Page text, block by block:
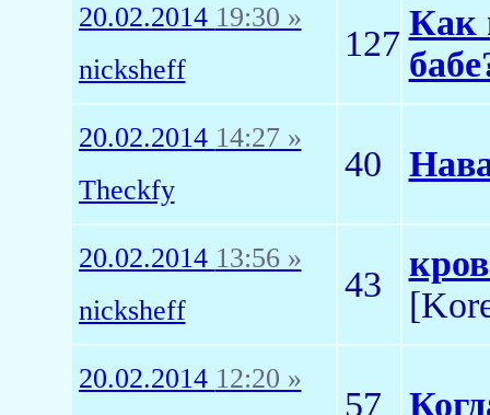
20.02.2014 19:30 »
nicksheff
127
Как
20.02.2014 14:27 »
Theckfy
40
20.02.2014 13:56 »
nicksheff
43
20.02.2014 12:20 »
57